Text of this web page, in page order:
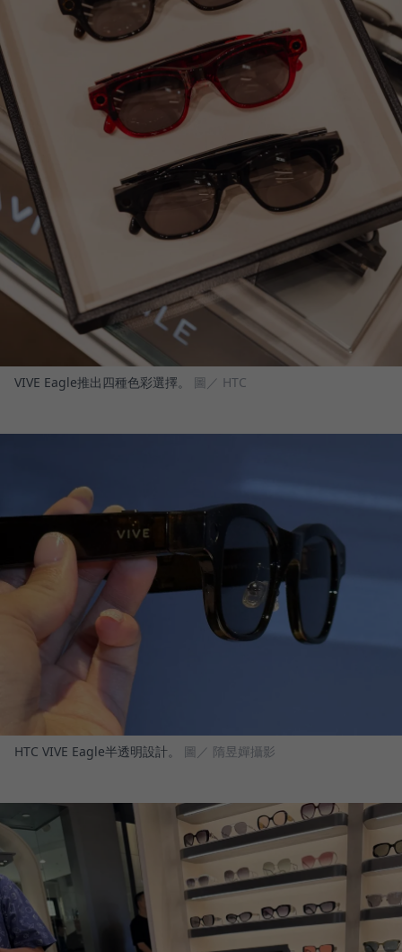
VIVE Eagle推出四種色彩選擇。 圖／ HTC
HTC VIVE Eagle半透明設計。 圖／ 隋昱嬋攝影